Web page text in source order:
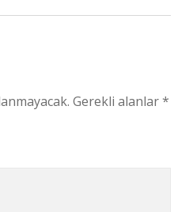
Gerekli alanlar*